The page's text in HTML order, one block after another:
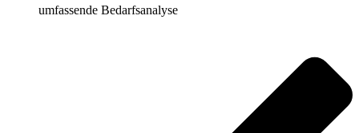
umfassende Bedarfsanalyse